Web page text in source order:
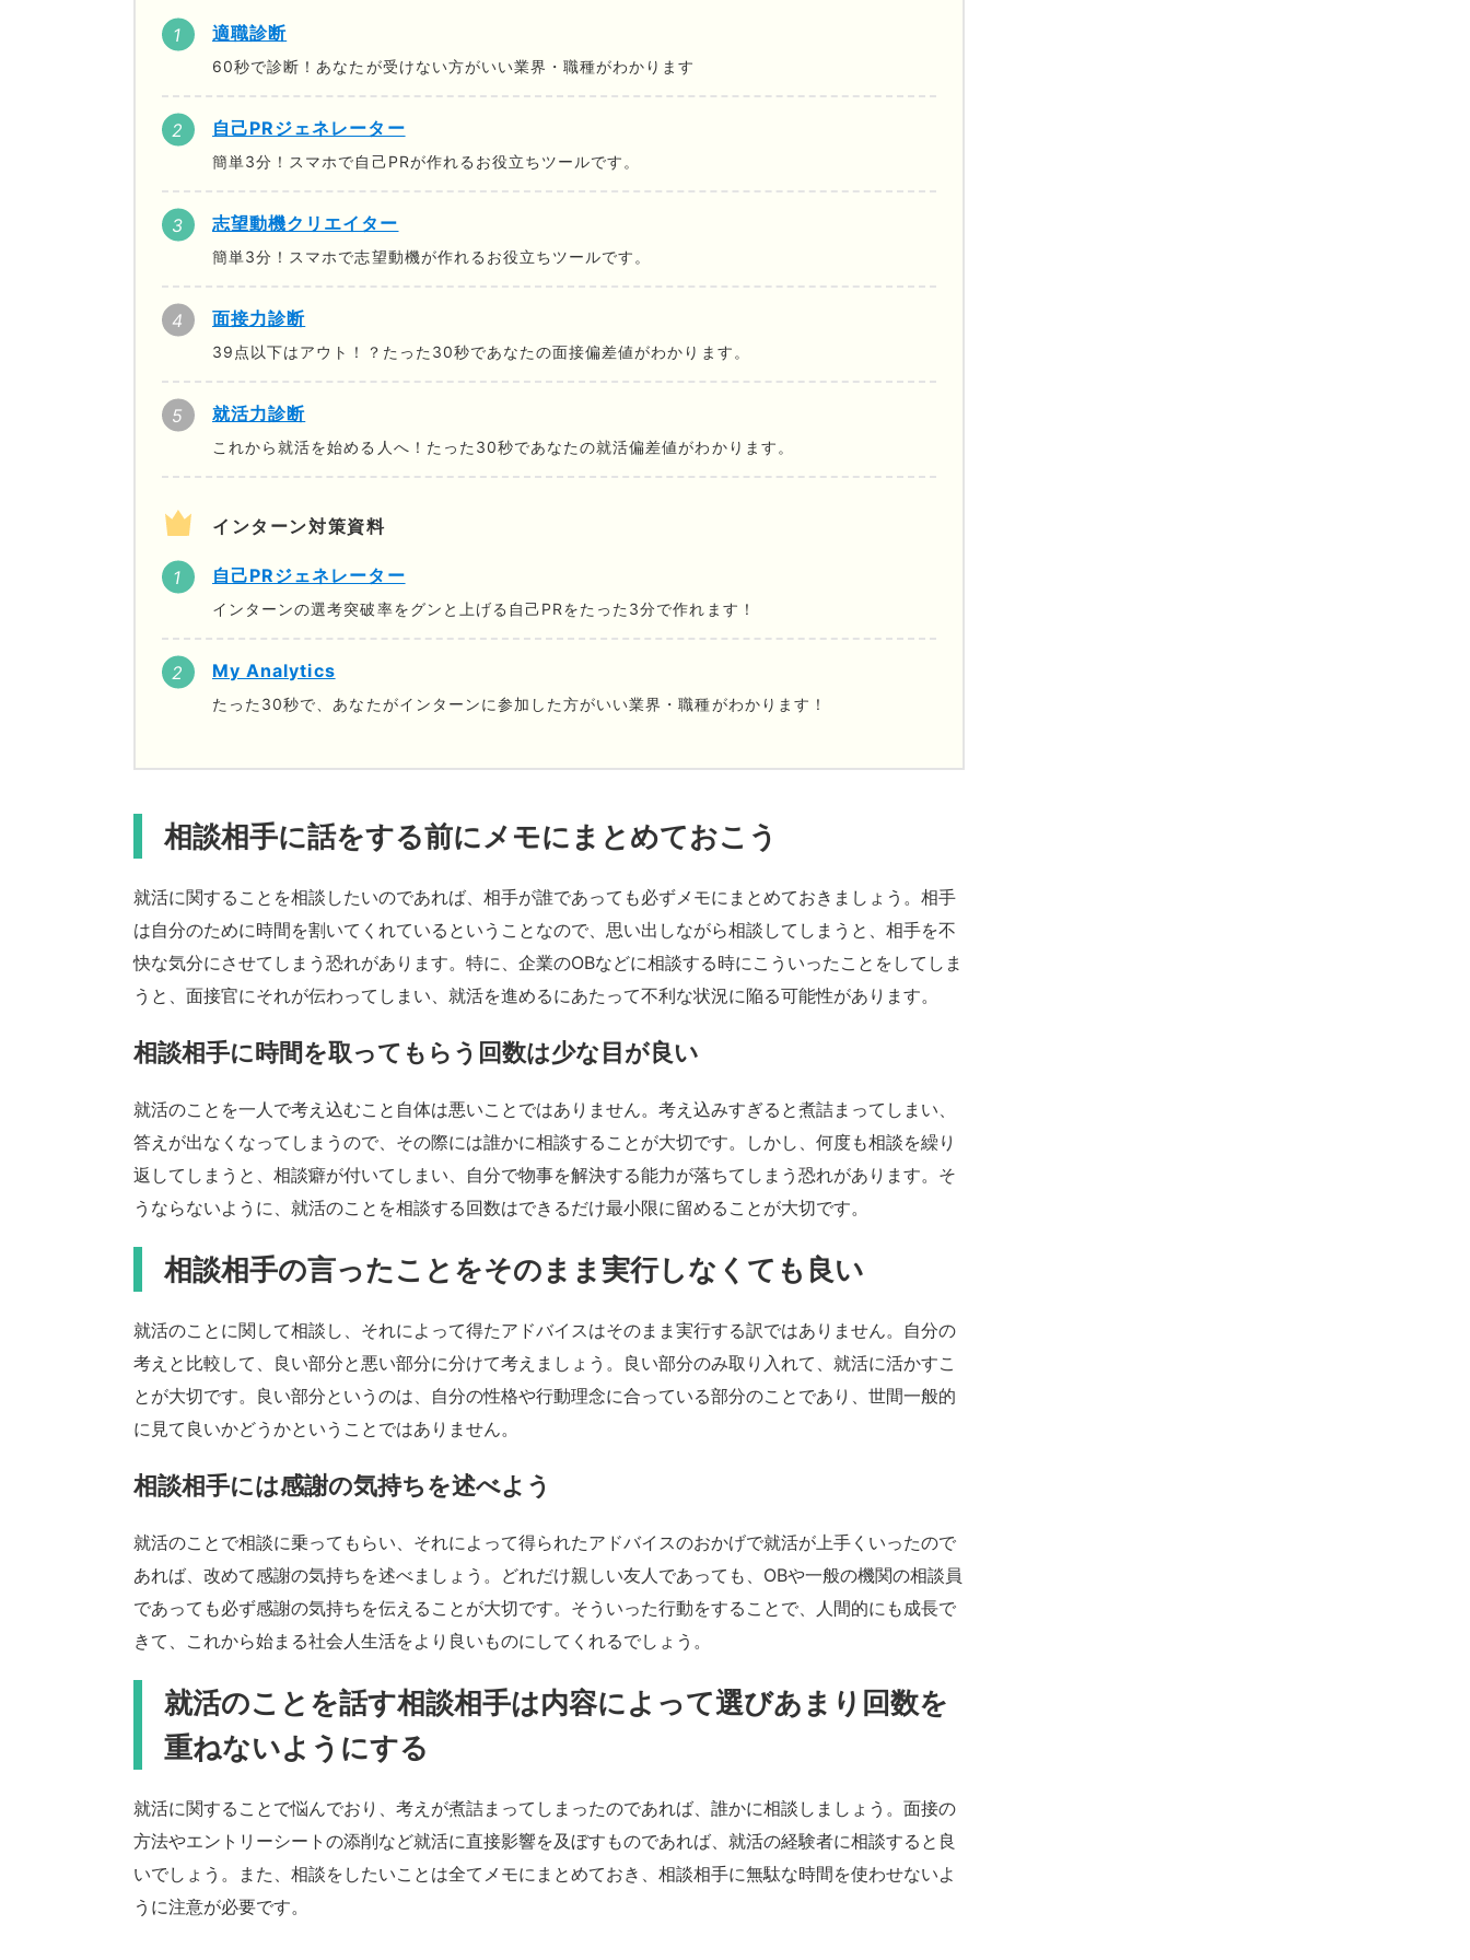
適職診断
60秒で診断！あなたが受けない方がいい業界・職種がわかります
自己PRジェネレーター
簡単3分！スマホで自己PRが作れるお役立ちツールです。
志望動機クリエイター
簡単3分！スマホで志望動機が作れるお役立ちツールです。
面接力診断
39点以下はアウト！？たった30秒であなたの面接偏差値がわかります。
就活力診断
これから就活を始める人へ！たった30秒であなたの就活偏差値がわかります。
インターン対策資料
自己PRジェネレーター
インターンの選考突破率をグンと上げる自己PRをたった3分で作れます！
My Analytics
たった30秒で、あなたがインターンに参加した方がいい業界・職種がわかります！
相談相手に話をする前にメモにまとめておこう
就活に関することを相談したいのであれば、相手が誰であっても必ずメモにまとめておきましょう。相手
は自分のために時間を割いてくれているということなので、思い出しながら相談してしまうと、相手を不
快な気分にさせてしまう恐れがあります。特に、企業のOBなどに相談する時にこういったことをしてしま
うと、面接官にそれが伝わってしまい、就活を進めるにあたって不利な状況に陥る可能性があります。
相談相手に時間を取ってもらう回数は少な目が良い
就活のことを一人で考え込むこと自体は悪いことではありません。考え込みすぎると煮詰まってしまい、
答えが出なくなってしまうので、その際には誰かに相談することが大切です。しかし、何度も相談を繰り
返してしまうと、相談癖が付いてしまい、自分で物事を解決する能力が落ちてしまう恐れがあります。そ
うならないように、就活のことを相談する回数はできるだけ最小限に留めることが大切です。
相談相手の言ったことをそのまま実行しなくても良い
就活のことに関して相談し、それによって得たアドバイスはそのまま実行する訳ではありません。自分の
考えと比較して、良い部分と悪い部分に分けて考えましょう。良い部分のみ取り入れて、就活に活かすこ
とが大切です。良い部分というのは、自分の性格や行動理念に合っている部分のことであり、世間一般的
に見て良いかどうかということではありません。
相談相手には感謝の気持ちを述べよう
就活のことで相談に乗ってもらい、それによって得られたアドバイスのおかげで就活が上手くいったので
あれば、改めて感謝の気持ちを述べましょう。どれだけ親しい友人であっても、OBや一般の機関の相談員
であっても必ず感謝の気持ちを伝えることが大切です。そういった行動をすることで、人間的にも成長で
きて、これから始まる社会人生活をより良いものにしてくれるでしょう。
就活のことを話す相談相手は内容によって選びあまり回数を
重ねないようにする
就活に関することで悩んでおり、考えが煮詰まってしまったのであれば、誰かに相談しましょう。面接の
方法やエントリーシートの添削など就活に直接影響を及ぼすものであれば、就活の経験者に相談すると良
いでしょう。また、相談をしたいことは全てメモにまとめておき、相談相手に無駄な時間を使わせないよ
うに注意が必要です。